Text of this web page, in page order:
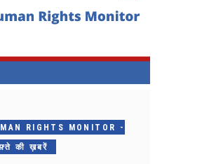
RIGHTS MONITOR -
की ख़बरें